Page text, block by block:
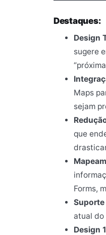
Destaques:
Design
sugere
Maps
sejam
que
Forms,
Suporte
atual do
Design